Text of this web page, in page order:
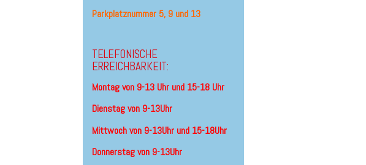
Parkplatznummer 5, 9 und 13
TELEFONISCHE
ERREICHBARKEIT:
Montagvon 9-13 Uhr und 15-18 Uhr
Dienstag von 9-13Uhr
Mittwoch von 9-13Uhr und 15-18Uhr
Donnerstag von 9-13Uhr